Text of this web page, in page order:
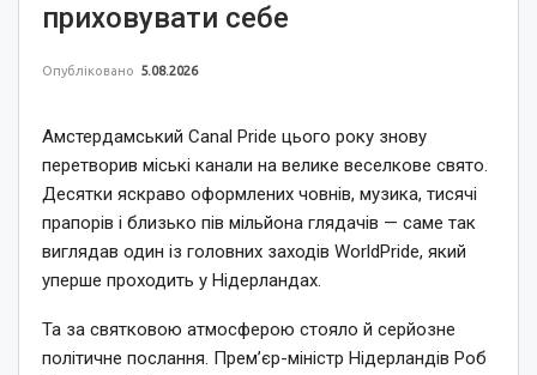
приховувати себе
Опубліковано 5.08.2026
Амстердамський Canal Pride цього року знову
перетворив міські канали на велике веселкове свято.
Десятки яскраво оформлених човнів, музика, тисячі
прапорів і близько пів мільйона глядачів — саме так
виглядав один із головних заходів WorldPride, який
уперше проходить у Нідерландах.
Та за святковою атмосферою стояло й серйозне
політичне послання. Прем’єр-міністр Нідерландів Роб